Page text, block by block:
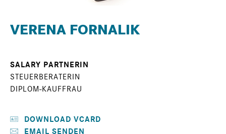
VERENA FORNALIK
SALARY PARTNERIN
STEUERBERATERIN
DIPLOM-KAUFFRAU
DOWNLOAD VCARD
EMAIL SENDEN